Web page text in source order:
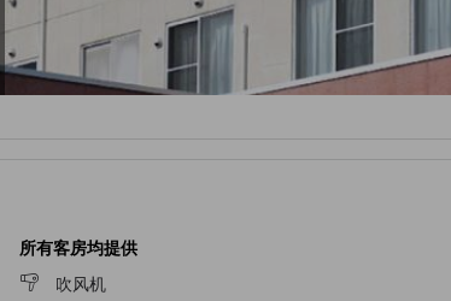
所有客房均提供
吹风机